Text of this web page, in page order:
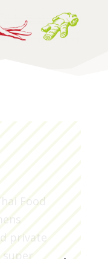
private
das